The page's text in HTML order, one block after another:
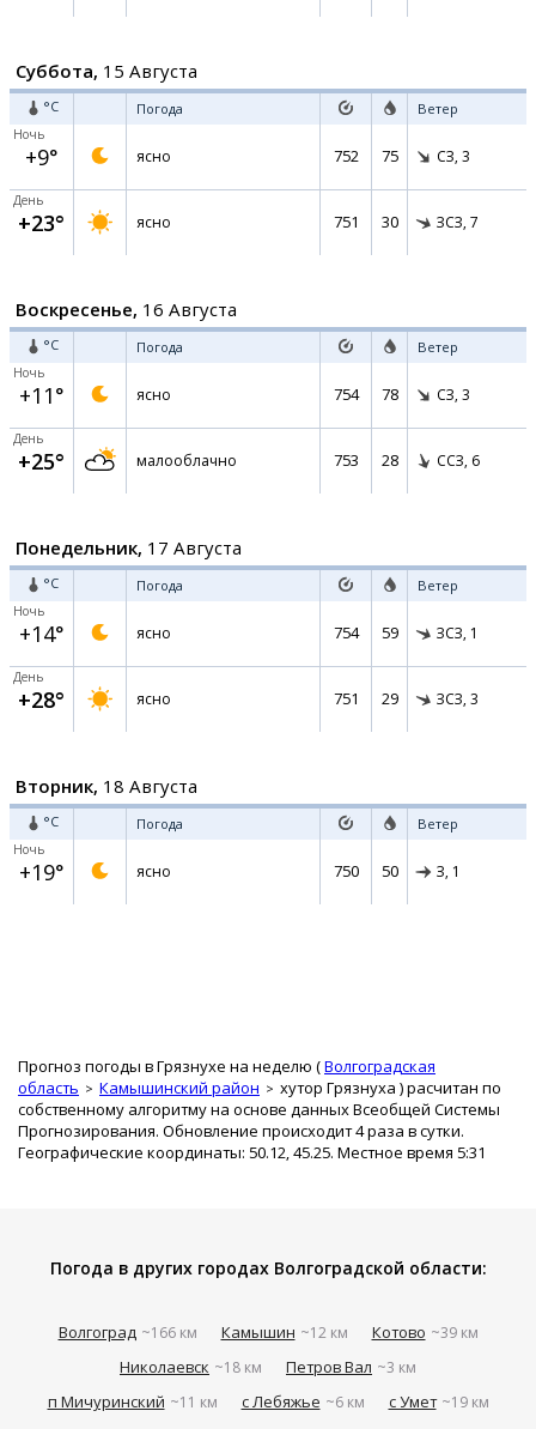
Суббота, 15 Августа
°C Погода Ветер
Ночь
+9° ясно 752 75 СЗ, 3
День
+23° ясно 751 30 ЗСЗ, 7
Воскресенье, 16 Августа
°C Погода Ветер
Ночь
+11° ясно 754 78 СЗ, 3
День
+25° малооблачно 753 28 ССЗ, 6
Понедельник, 17 Августа
°C Погода Ветер
Ночь
+14° ясно 754 59 ЗСЗ, 1
День
+28° ясно 751 29 ЗСЗ, 3
Вторник, 18 Августа
°C Погода Ветер
Ночь
+19° ясно 750 50 З, 1
Прогноз погоды в Грязнухе на неделю (Волгоградская
область
Камышинский район хутор Грязнуха ) расчитан по
собственному алгоритму на основе данных Всеобщей Системы
Прогнозирования. Обновление происходит 4 раза в сутки.
Географические координаты: 50.12, 45.25. Местное время 5:31
Погода в других городах Волгоградской области:
Волгоград ~166 км Камышин ~12 км Котово ~39 км
Николаевск ~18 км Петров Вал ~3 км
п Мичуринский ~11 км с Лебяжье ~6 км с Умет ~19 км